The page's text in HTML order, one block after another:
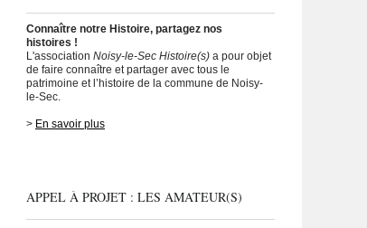
Connaître notre Histoire, partagez nos
histoires !
L'association Noisy-le-Sec Histoire(s) a pour objet
de faire connaître et partager avec tous le
patrimoine et l’histoire de la commune de Noisy-
le-Sec.
> En savoir plus
APPEL À PROJET : LES AMATEUR(S)